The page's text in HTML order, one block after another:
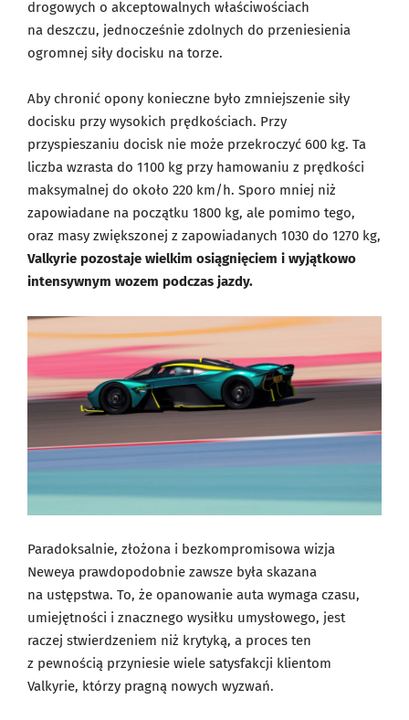
drogowych o akceptowalnych właściwościach
na deszczu, jednocześnie zdolnych do przeniesienia
ogromnej siły docisku na torze.
Aby chronić opony konieczne było zmniejszenie siły
docisku przy wysokich prędkościach. Przy
przyspieszaniu docisk nie może przekroczyć 600 kg. Ta
liczba wzrasta do 1100 kg przy hamowaniu z prędkości
maksymalnej do około 220 km/h. Sporo mniej niż
zapowiadane na początku 1800 kg, ale pomimo tego,
oraz masy zwiększonej z zapowiadanych 1030 do 1270 kg,
Valkyrie pozostaje wielkim osiągnięciem i wyjątkowo
intensywnym wozem podczas jazdy.
Paradoksalnie, złożona i bezkompromisowa wizja
Neweya prawdopodobnie zawsze była skazana
na ustępstwa. To, że opanowanie auta wymaga czasu,
umiejętności i znacznego wysiłku umysłowego, jest
raczej stwierdzeniem niż krytyką, a proces ten
z pewnością przyniesie wiele satysfakcji klientom
Valkyrie, którzy pragną nowych wyzwań.